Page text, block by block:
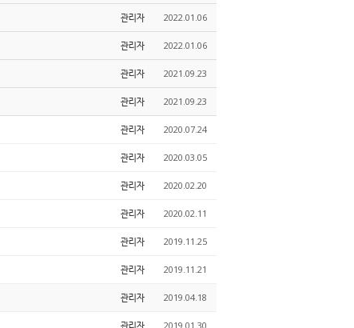
관리자 2022.01.06
관리자 2022.01.06
관리자 2021.09.23
관리자 2021.09.23
관리자 2020.07.24
관리자 2020.03.05
관리자 2020.02.20
관리자 2020.02.11
관리자 2019.11.25
관리자 2019.11.21
관리자 2019.04.18
관리자 2019.01.30